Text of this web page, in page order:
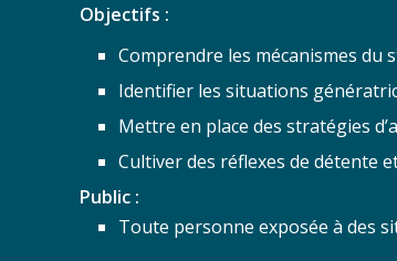
Objectifs :
Comprendre les mécanismes du
Identifier les situations
Mettre en place des stratégies
Cultiver des réflexes de détente
Public :
Toute personne exposée à des